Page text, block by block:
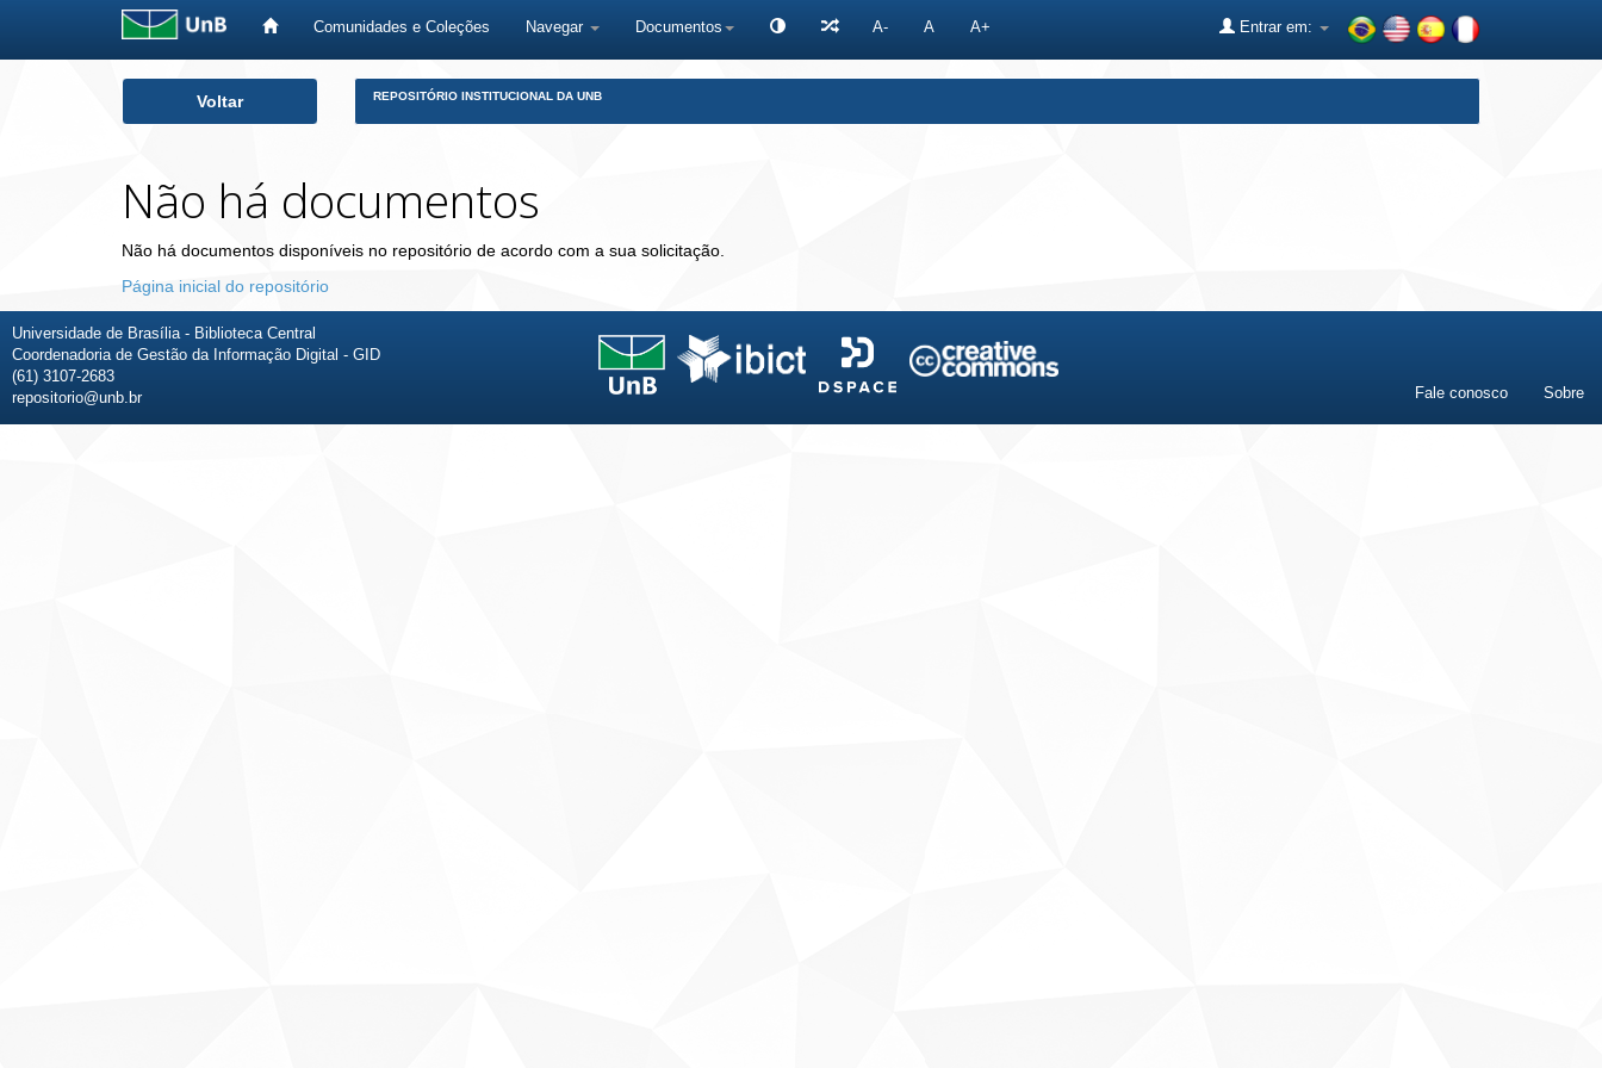
Comunidades e Coleções Navegar Documentos A- A A+ Entrar em:
Voltar REPOSITÓRIO INSTITUCIONAL DA UNB
Não há documentos
Não há documentos disponíveis no repositório de acordo com a sua solicitação.
Página inicial do repositório
Universidade de Brasília - Biblioteca Central
Coordenadoria de Gestão da Informação Digital - GID
(61) 3107-2683
repositorio@unb.br
Fale conosco Sobre